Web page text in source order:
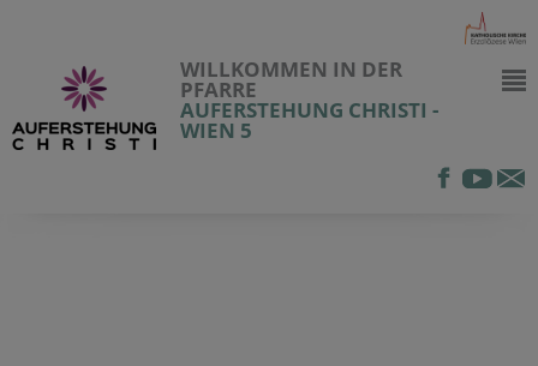
WILLKOMMEN IN DER
PFARRE
AUFERSTEHUNG CHRISTI -
WIEN 5